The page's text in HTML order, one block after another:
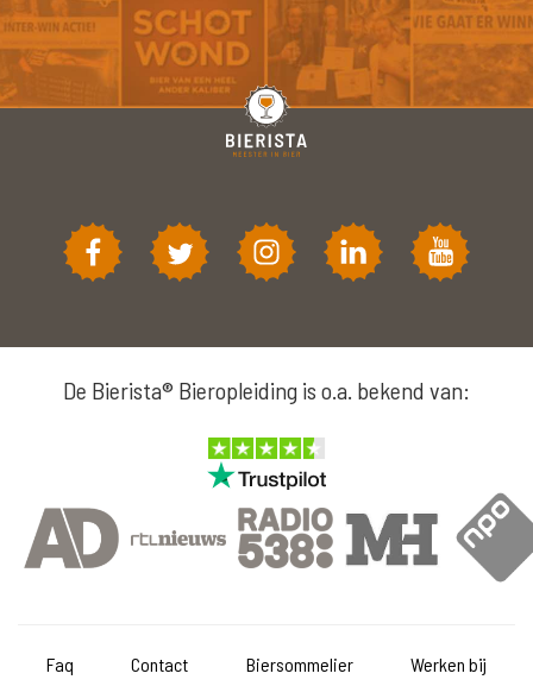
De Bierista® Bieropleiding is o.a. bekend van:
Faq Contact Biersommelier Werken bij